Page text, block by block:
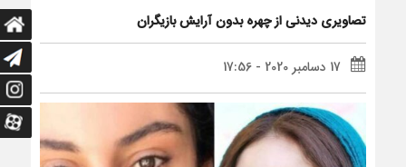
تصاویری دیدنی از چهره بدون آرایش بازیگران
17 دسامبر 2020 - 17:56